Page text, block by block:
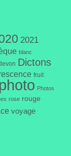
2021
blanc
Dictons
fruit
photo Photos
rose rouge
voyage